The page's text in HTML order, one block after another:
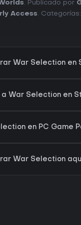
. Publicado por
Access. Categorías:
War Selection en
War Selection en
en PC Game
War Selection